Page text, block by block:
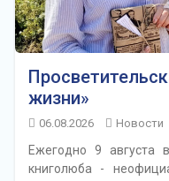
жизни»
06.08.2026 Новости
Ежегодно 9 августа
книголюба -